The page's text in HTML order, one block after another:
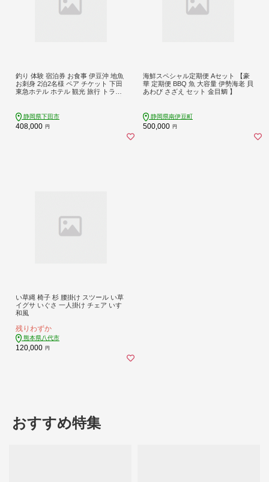
釣り 体験 宿泊券 お食事 伊豆沖 地魚
お刺身 2泊2名様 ペア チケット 下田
東急ホテル ホテル 観光 旅行 トラベ
伊豆 し～もん PTS058-00002
静岡県下田市
408,000 円
海鮮スペシャル定期便 Aセット 【豪
華 定期便 BBQ 魚 大容量 伊勢海老 貝
あわび さざえ セット 金目鯛 】
静岡県南伊豆町
500,000 円
い草縄 椅子 杉 腰掛け スツール い草
イグサ いぐさ 一人掛け チェア いす
和風
残りわずか
熊本県八代市
120,000 円
おすすめ特集